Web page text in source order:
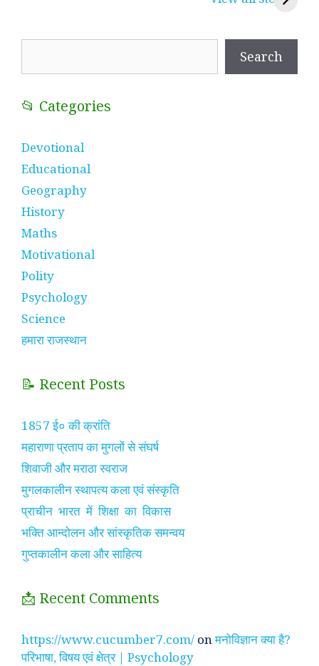
Search
📂 Categories
Devotional
Educational
Geography
History
Maths
Motivational
Polity
Psychology
Science
हमारा राजस्थान
📝 Recent Posts
1857 ई० की क्रांति
महाराणा प्रताप का मुगलों से संघर्ष
शिवाजी और मराठा स्वराज
मुगलकालीन स्थापत्य कला एवं संस्कृति
प्राचीन भारत में शिक्षा का विकास
भक्ति आन्दोलन और सांस्कृतिक समन्वय
गुप्तकालीन कला और साहित्य
📩 Recent Comments
https://www.cucumber7.com/ onमनोविज्ञान क्या है?
परिभाषा, विषय एवं क्षेत्र | Psychology